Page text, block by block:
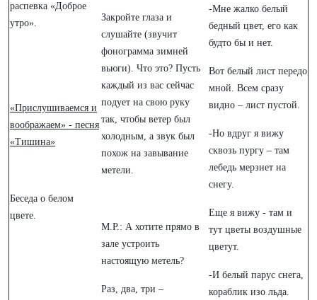
распевка «Доброе
утро».
«Прислушиваемся и
воображаем» - песня
«Тишина»
Беседа о белом
цвете.
Закройте глаза и
слушайте (звучит
фонограмма зимней
вьюги). Что это? Пусть
каждый из вас сейчас
подует на свою руку
так, чтобы ветер был
холодным, а звук был
похож на завывание
метели.
М.Р.: А хотите прямо в
зале устроить
настоящую метель?
Раз, два, три –
-Мне жалко белый
бедный цвет, его как
будто бы и нет.
Вот белый лист передо
мной. Всем сразу
видно – лист пустой.
-Но вдруг я вижу
сквозь пургу – там
лебедь мерзнет на
снегу.
Еще я вижу - там и
тут цветы воздушные
цветут.
-И белый парус снега,
кораблик изо льда.